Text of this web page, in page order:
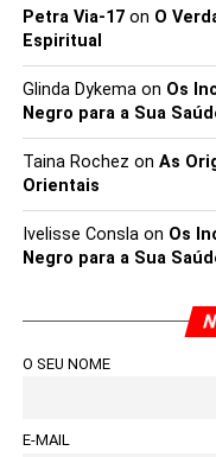
Petra Via-17on O
Espiritual
Glinda Dykemaon Os
Negro para a Sua
Taina Rochez on As
Orientais
Ivelisse Conslaon Os
Negro para a Sua
O SEU NOME
E-MAIL